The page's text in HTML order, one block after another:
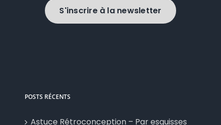
S'inscrire à la newsletter
POSTS RÉCENTS
Astuce Rétroconception – Par esquisses